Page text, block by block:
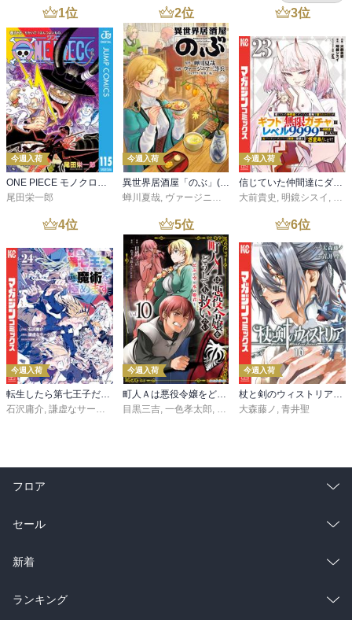
1位
今週入荷
ONE PIECE モノクロ版 115
尾田栄一郎
2位
今週入荷
異世界居酒屋「のぶ」(22)
蝉川夏哉, ヴァージニア二等兵 ,転
3位
今週入荷
信じていた仲間達にダンジョン奥地で殺されかけたがギフト『無限ガチャ』でレベル９９９９の仲間達を手に入れて元パーティーメンバーと世界に復讐＆『ざまぁ！』します！（２３）
大前貴史 , 明鏡シスイ , ｔ
4位
今週入荷
転生したら第七王子だったので、気ままに魔術を極めます（２４）
石沢庸介, 謙虚なサークル メル。
5位
今週入荷
町人Ａは悪役令嬢をどうしても救いたい ～どぶと空と氷の姫君～１０【電子書店共通特典イラスト付】
目黒三吉, 一色孝太郎, Parum
6位
今週入荷
杖と剣のウィストリア（１６）
大森藤ノ , 青井聖
フロア
総合
ラノベ
雑誌・グラビア
セール
総合
ラノベ
新着
総合
ランキング